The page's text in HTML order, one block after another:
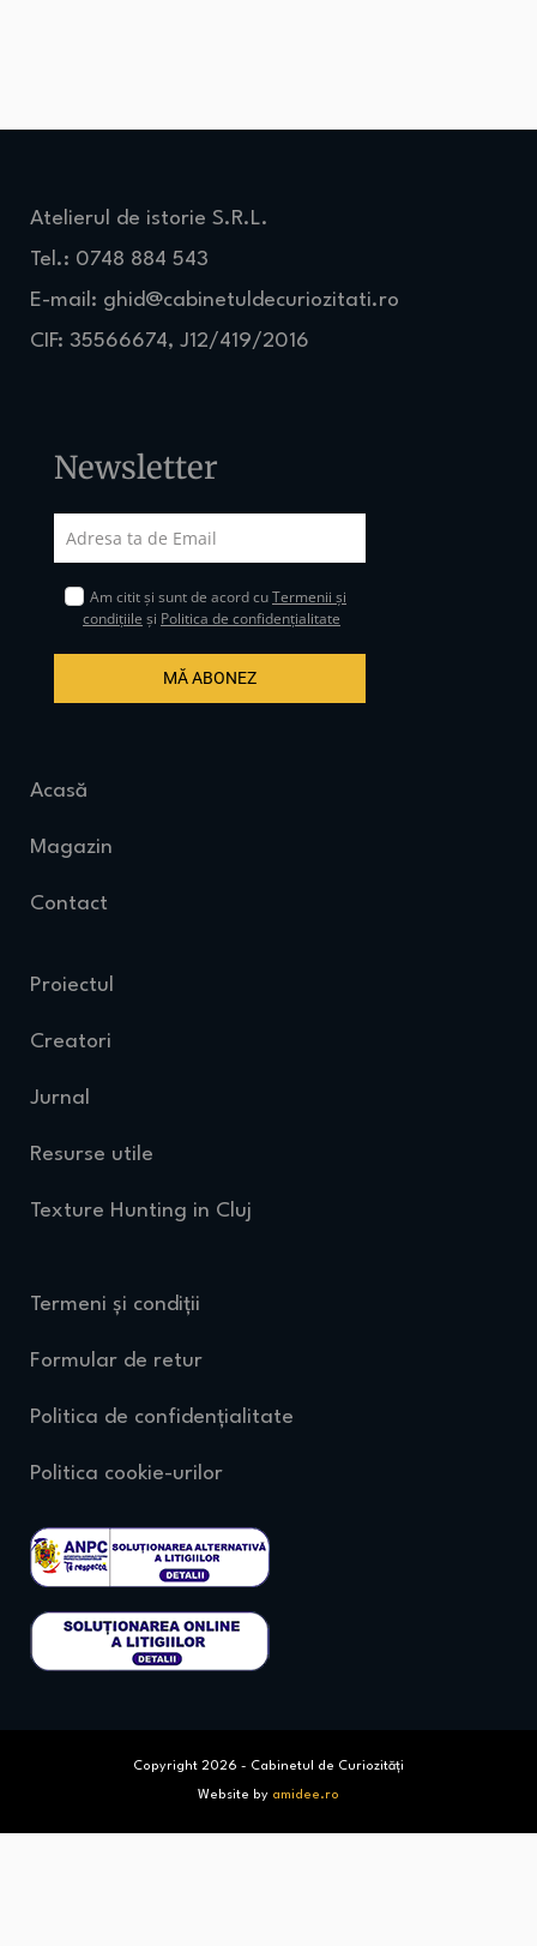
Atelierul de istorie S.R.L.
Tel.: 0748 884 543
E-mail: ghid@cabinetuldecuriozitati.ro
CIF: 35566674, J12/419/2016
Newsletter
Am citit și sunt de acord cuTermenii și
condițiile și Politica de confidențialitate
MĂ ABONEZ
Acasă
Magazin
Contact
Proiectul
Creatori
Jurnal
Resurse utile
Texture Hunting in Cluj
Termeni și condiții
Formular de retur
Politica de confidențialitate
Politica cookie-urilor
Copyright 2026 - Cabinetul de Curiozități
Website by amidee.ro